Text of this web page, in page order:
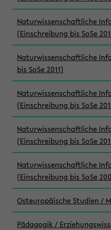
Naturwissenschaftliche
(Einschreibung bis SoSe
Naturwissenschaftliche
bis SoSe 2011)
Naturwissenschaftliche
(Einschreibung bis SoSe
Naturwissenschaftliche
(Einschreibung bis SoSe
Naturwissenschaftliche
(Einschreibung bis SoSe
Osteuropäische Studien /
Pädagogik /